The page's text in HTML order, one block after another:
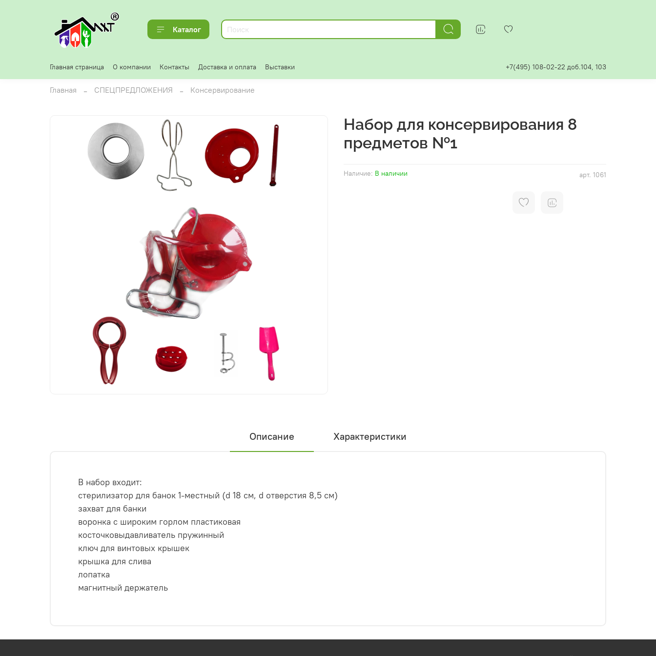
Каталог
Главная страница О компании Контакты Доставка и оплата Выставки +7(495) 108-02-22 доб.104, 103
Главная СПЕЦПРЕДЛОЖЕНИЯ Консервирование
арт. 1061
Наличие: В наличии
Набор для консервирования 8
предметов №1
Описание Характеристики
В набор входит:
стерилизатор для банок 1-местный (d 18 см, d отверстия 8,5 см)
захват для банки
воронка с широким горлом пластиковая
косточковыдавливатель пружинный
ключ для винтовых крышек
крышка для слива
лопатка
магнитный держатель